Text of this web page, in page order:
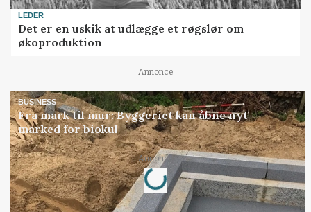
LEDER
Det er en uskik at udlægge et røgslør om
økoproduktion
Annonce
BUSINESS
Fra mark til mur: Byggeriet kan åbne nyt
marked for biokul
Annonce
Loading...